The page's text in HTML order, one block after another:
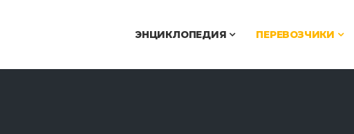
ЭНЦИКЛОПЕДИЯ ПЕРЕВОЗЧИКИ